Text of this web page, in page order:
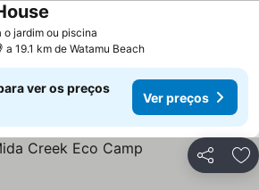
o jardim ou piscina
a 19.1 km de Watamu Beach
ver os preços
Ver preços
Partilhar